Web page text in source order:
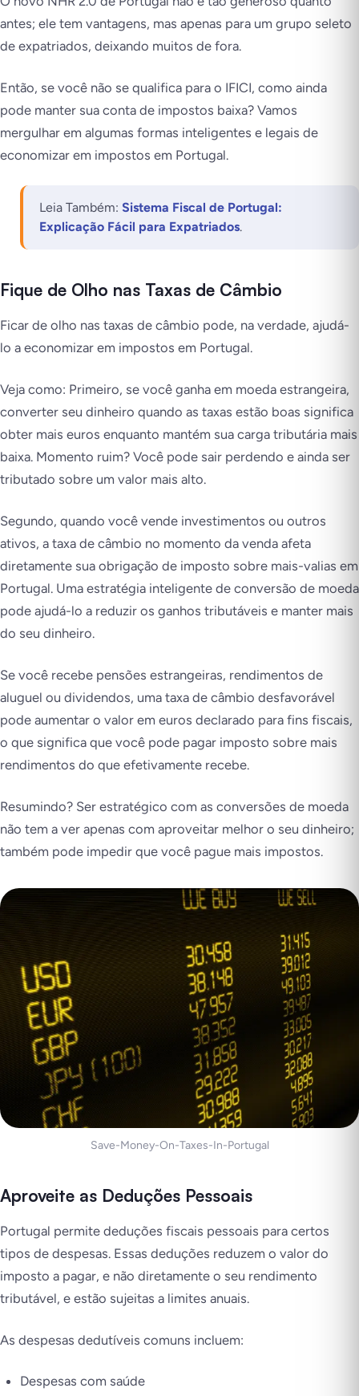
antes; ele tem vantagens, mas apenas para um grupo seleto
de expatriados, deixando muitos de fora.
Então, se você não se qualifica para o IFICI, como ainda
pode manter sua conta de impostos baixa? Vamos
mergulhar em algumas formas inteligentes e legais de
economizar em impostos em Portugal.
Leia Também: Sistema Fiscal de Portugal:
Explicação Fácil para Expatriados.
Fique de Olho nas Taxas de Câmbio
Ficar de olho nas taxas de câmbio pode, na verdade, ajudá-
lo a economizar em impostos em Portugal.
Veja como: Primeiro, se você ganha em moeda estrangeira,
converter seu dinheiro quando as taxas estão boas significa
obter mais euros enquanto mantém sua carga tributária mais
baixa. Momento ruim? Você pode sair perdendo e ainda ser
tributado sobre um valor mais alto.
Segundo, quando você vende investimentos ou outros
ativos, a taxa de câmbio no momento da venda afeta
diretamente sua obrigação de imposto sobre mais-valias em
Portugal. Uma estratégia inteligente de conversão de moeda
pode ajudá-lo a reduzir os ganhos tributáveis e manter mais
do seu dinheiro.
Se você recebe pensões estrangeiras, rendimentos de
aluguel ou dividendos, uma taxa de câmbio desfavorável
pode aumentar o valor em euros declarado para fins fiscais,
o que significa que você pode pagar imposto sobre mais
rendimentos do que efetivamente recebe.
Resumindo? Ser estratégico com as conversões de moeda
não tem a ver apenas com aproveitar melhor o seu dinheiro;
também pode impedir que você pague mais impostos.
Save-Money-On-Taxes-In-Portugal
Aproveite as Deduções Pessoais
Portugal permite deduções fiscais pessoais para certos
tipos de despesas. Essas deduções reduzem o valor do
imposto a pagar, e não diretamente o seu rendimento
tributável, e estão sujeitas a limites anuais.
As despesas dedutíveis comuns incluem:
Despesas com saúde